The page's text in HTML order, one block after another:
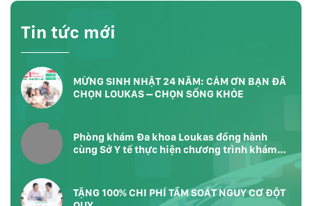
Tin tức mới
MỪNG SINH NHẬT 24 NĂM: CẢM ƠN BẠN ĐÃ
CHỌN LOUKAS – CHỌN SỐNG KHỎE
Phòng khám Đa khoa Loukas đồng hành
cùng Sở Y tế thực hiện chương trình khám
TẶNG 100% CHI PHÍ TẦM SOÁT NGUY CƠ ĐỘT